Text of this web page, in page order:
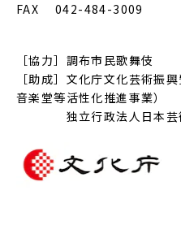
FAX 042-484-3009
［協力］調布市民歌舞伎
［助成］文化庁文化芸術振
音楽堂等活性化推進事業）
独立行政法人日本芸術